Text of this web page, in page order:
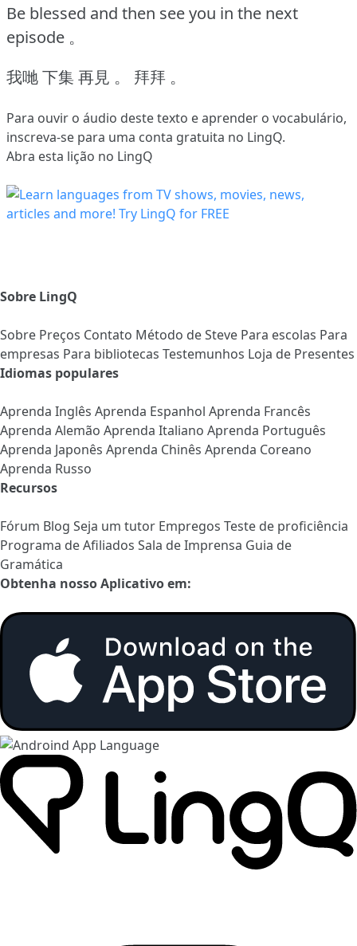
Be blessed and then see you in the next
episode 。
我哋 下集 再見 。
拜拜 。
Para ouvir o áudio deste texto e aprender o vocabulário,
inscreva-se para uma conta gratuita no LingQ.
Abra esta lição no LingQ
Sobre LingQ
Sobre Preços Contato Método de Steve Para escolas Para
empresas Para bibliotecas Testemunhos Loja de Presentes
Idiomas populares
Aprenda Inglês Aprenda Espanhol Aprenda Francês
Aprenda Alemão Aprenda Italiano Aprenda Português
Aprenda Japonês Aprenda Chinês Aprenda Coreano
Aprenda Russo
Recursos
Fórum Blog Seja um tutor Empregos Teste de proficiência
Programa de Afiliados Sala de Imprensa Guia de
Gramática
Obtenha nosso Aplicativo em: